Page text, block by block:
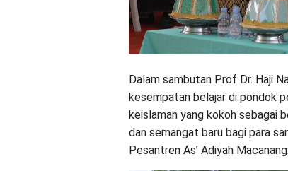
Dalam sambutan Prof Dr. Haji
kesempatan belajar di pondok
keislaman yang kokoh sebagai
dan semangat baru bagi para
Pesantren As’ Adiyah Macanang.